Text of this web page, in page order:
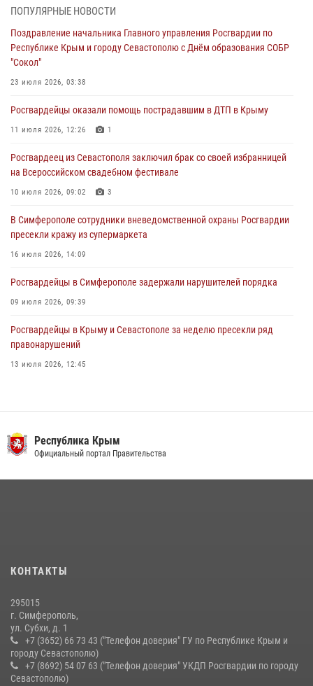
мужчину
Росгвардия в Крыму и Севастополе задержала ряд
правонарушителей
03 августа 2026, 14:08
В Симферополе росгвардейцы задержали гражданина,
подозреваемого в совершении серии краж
Росгвардейцы оперативно задержали нарушителя на охраняемом
объекте в Севастополе
ПОПУЛЯРНЫЕ НОВОСТИ
Поздравление начальника Главного управления Росгвардии по
Республике Крым и городу Севастополю с Днём образования СОБР
"Сокол"
23 июля 2026, 03:38
Росгвардейцы оказали помощь пострадавшим в ДТП в Крыму
11 июля 2026, 12:26 1
Росгвардеец из Севастополя заключил брак со своей избранницей
на Всероссийском свадебном фестивале
10 июля 2026, 09:02 3
В Симферополе сотрудники вневедомственной охраны Росгвардии
пресекли кражу из супермаркета
16 июля 2026, 14:09
Росгвардейцы в Симферополе задержали нарушителей порядка
09 июля 2026, 09:39
Росгвардейцы в Крыму и Севастополе за неделю пресекли ряд
правонарушений
13 июля 2026, 12:45
В Ялте росгвардейцы задержали подозреваемого в краже
10 июля 2026, 15:10
Республика Крым
Официальный портал Правительства
КОНТАКТЫ
295015
г. Симферополь,
ул. Субхи, д. 1
+7 (3652) 66 73 43 ("Телефон доверия" ГУ по Республике Крым и
городу Севастополю)
+7 (8692) 54 07 63 ("Телефон доверия" УКДП Росгвардии по городу
Севастополю)